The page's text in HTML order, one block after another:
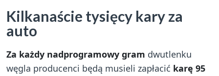
Kilkanaście tysięcy kary za
auto
Za każdy nadprogramowy gram dwutlenku
węgla producenci będą musieli zapłacić karę 95